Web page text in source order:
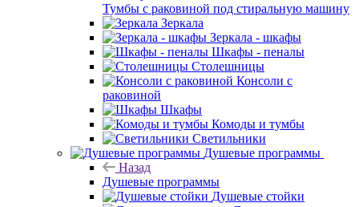
Тумбы с раковиной под стиральную машину
Зеркала
Зеркала - шкафы
Шкафы - пеналы
Столешницы
Консоли с
раковиной
Шкафы
Комоды и тумбы
Светильники
Душевые программы
Назад
Душевые программы
Душевые стойки